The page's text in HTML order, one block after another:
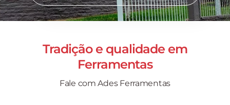
Tradição e qualidade em
Ferramentas
Fale com Ades Ferramentas